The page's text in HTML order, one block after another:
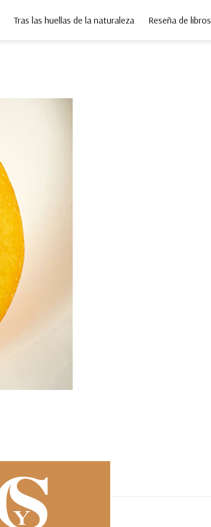
Tras las huellas de la naturaleza Reseña de libros